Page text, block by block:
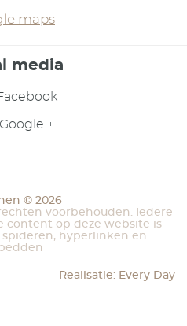
maps
media
Google +
© 2026
rechten voorbehouden. Iedere
content op deze website is
hyperlinken en
Realisatie: Every Day